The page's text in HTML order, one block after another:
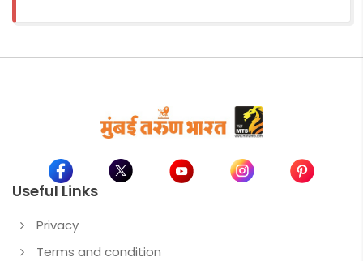
Useful Links
Privacy
Terms and condition